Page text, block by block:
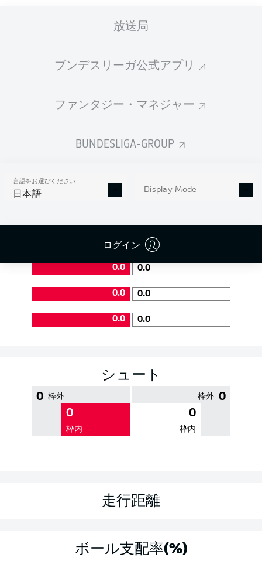
放送局
ブンデスリーガ公式アプリ
ファンタジー・マネジャー
BUNDESLIGA-GROUP
言語をお選びください
日本語 Display Mode
ログイン
0
0 % 成功率 0 %
PASS EFFICIENCY
0.0 0.0
0.0 0.0
0.0 0.0
シュート
0 枠外
0
枠内
0
枠外
0
枠内
走行距離
ボール支配率(%)